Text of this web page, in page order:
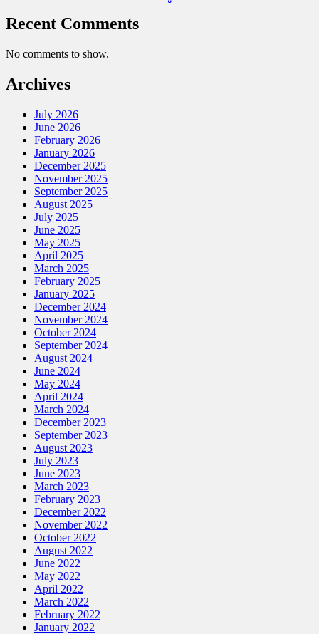
Recent Comments
No comments to show.
Archives
July 2026
June 2026
February 2026
January 2026
December 2025
November 2025
September 2025
August 2025
July 2025
June 2025
May 2025
April 2025
March 2025
February 2025
January 2025
December 2024
November 2024
October 2024
September 2024
August 2024
June 2024
May 2024
April 2024
March 2024
December 2023
September 2023
August 2023
July 2023
June 2023
March 2023
February 2023
December 2022
November 2022
October 2022
August 2022
June 2022
May 2022
April 2022
March 2022
February 2022
January 2022